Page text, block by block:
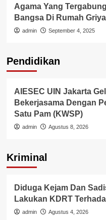
Agama Yang
Bangsa Di Rumah
admin September 4, 2025
Pendidikan
Internasional
AIESEC UIN Jakarta
Bekerjasama Dengan
Satu Pam (KWSP)
admin Agustus 8, 2026
Kriminal
Berita Polisi
Diduga Kejam Dan
Lakukan KDRT
admin Agustus 4, 2026